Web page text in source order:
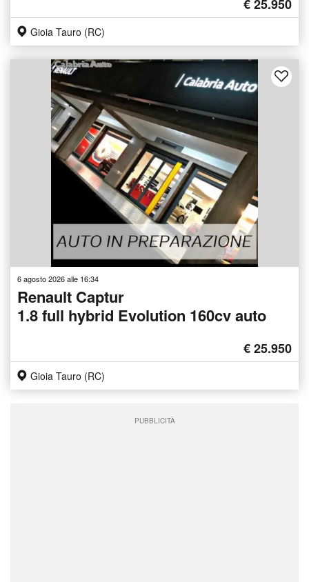
€ 25.950
Gioia Tauro (RC)
6 agosto 2026 alle 16:34
Renault Captur
1.8 full hybrid Evolution 160cv auto
€ 25.950
Gioia Tauro (RC)
PUBBLICITÀ